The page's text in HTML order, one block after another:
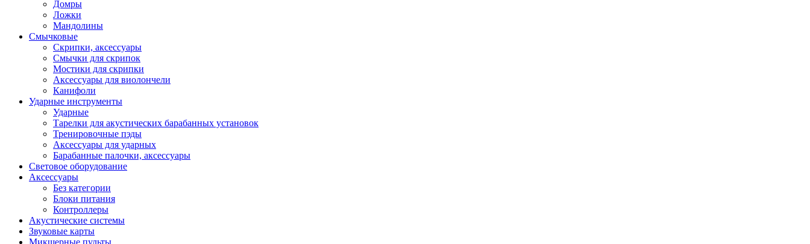
Домры
Ложки
Мандолины
Смычковые
Скрипки, аксессуары
Смычки для скрипок
Мостики для скрипки
Аксессуары для виолончели
Канифоли
Ударные инструменты
Ударные
Тарелки для акустических барабанных установок
Тренировочные пэды
Аксессуары для ударных
Барабанные палочки, аксессуары
Световое оборудование
Аксессуары
Без категории
Блоки питания
Контроллеры
Акустические системы
Звуковые карты
Микшерные пульты